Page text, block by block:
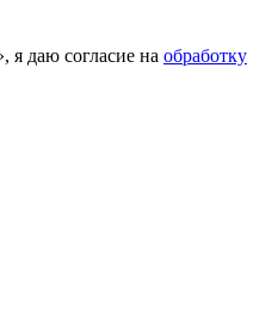
даю согласие на обработку